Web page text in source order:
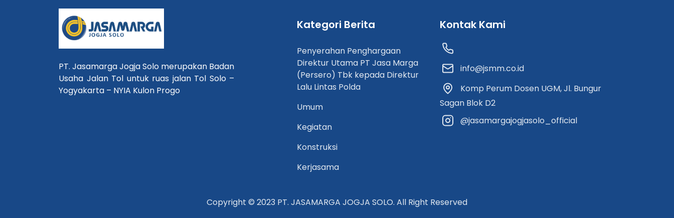
PT. Jasamarga Jogja Solo merupakan Badan
Usaha Jalan Tol untuk ruas jalan Tol Solo –
Yogyakarta – NYIA Kulon Progo
Kategori Berita
Penyerahan Penghargaan
Direktur Utama PT Jasa Marga
(Persero) Tbk kepada Direktur
Lalu Lintas Polda
Umum
Kegiatan
Konstruksi
Kerjasama
Kontak Kami
info@jsmm.co.id
Komp Perum Dosen UGM, Jl. Bungur
Sagan Blok D2
@jasamargajogjasolo_official
Copyright © 2023 PT. JASAMARGA JOGJA SOLO. All Right Reserved